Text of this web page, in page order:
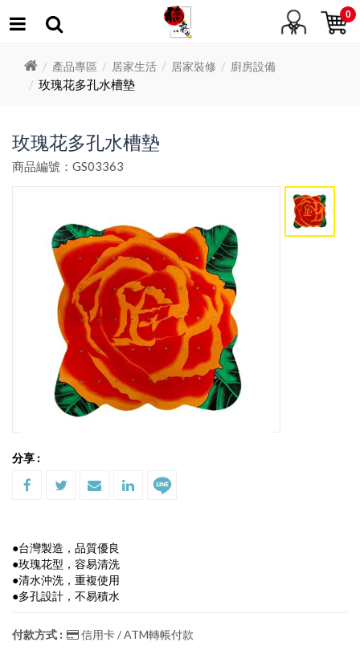
0
產品專區 居家生活 居家裝修 廚房設備
玫瑰花多孔水槽墊
玫瑰花多孔水槽墊
商品編號：GS03363
分享 :
●台灣製造，品質優良
●玫瑰花型，容易清洗
●清水沖洗，重複使用
●多孔設計，不易積水
付款方式 : 信用卡 / ATM轉帳付款